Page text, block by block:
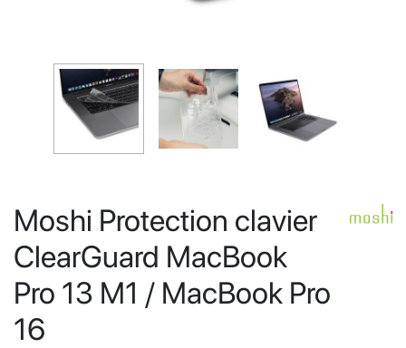
Moshi Protection clavier
ClearGuard MacBook
Pro 13 M1 / MacBook Pro
16